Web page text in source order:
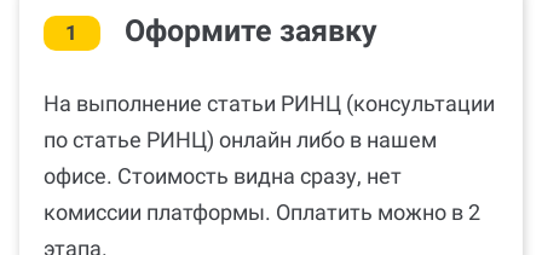
1 Оформите заявку
На выполнение статьи РИНЦ (консультации
по статье РИНЦ) онлайн либо в нашем
офисе. Стоимость видна сразу, нет
комиссии платформы. Оплатить можно в 2
этапа.